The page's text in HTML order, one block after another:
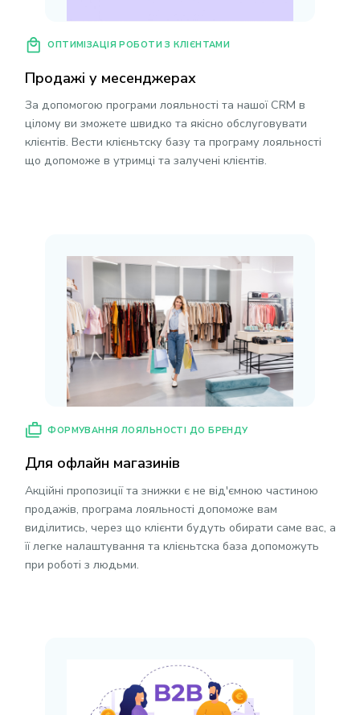
ОПТИМІЗАЦІЯ РОБОТИ З КЛІЄНТАМИ
Продажі у месенджерах
За допомогою програми лояльності та нашої CRM в
цілому ви зможете швидко та якісно обслуговувати
клієнтів. Вести клієньтску базу та програму лояльності
що допоможе в утримці та залучені клієнтів.
ФОРМУВАННЯ ЛОЯЛЬНОСТІ ДО БРЕНДУ
Для офлайн магазинів
Акційні пропозиції та знижки є не від'ємною частиною
продажів, програма лояльності допоможе вам
виділитись, через що клієнти будуть обирати саме вас, а
її легке налаштування та клієньтска база допоможуть
при роботі з людьми.